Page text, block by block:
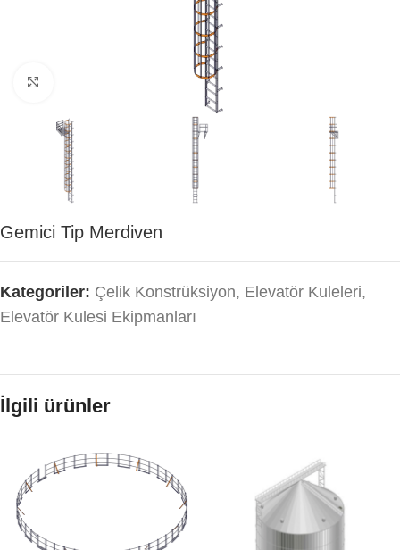
Gemici Tip Merdiven
Kategoriler: Çelik Konstrüksiyon, Elevatör Kuleleri,
Elevatör Kulesi Ekipmanları
İlgili ürünler